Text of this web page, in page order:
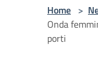
Home >
Onda
porti